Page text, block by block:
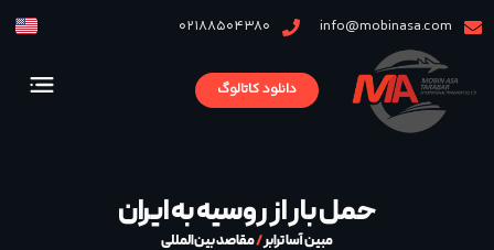
info@mobinasa.com
02188504380
دانلود کاتالوگ
حمل بار از روسیه به ایران
مبین آسا ترابر/مقاصد بین‌المللی